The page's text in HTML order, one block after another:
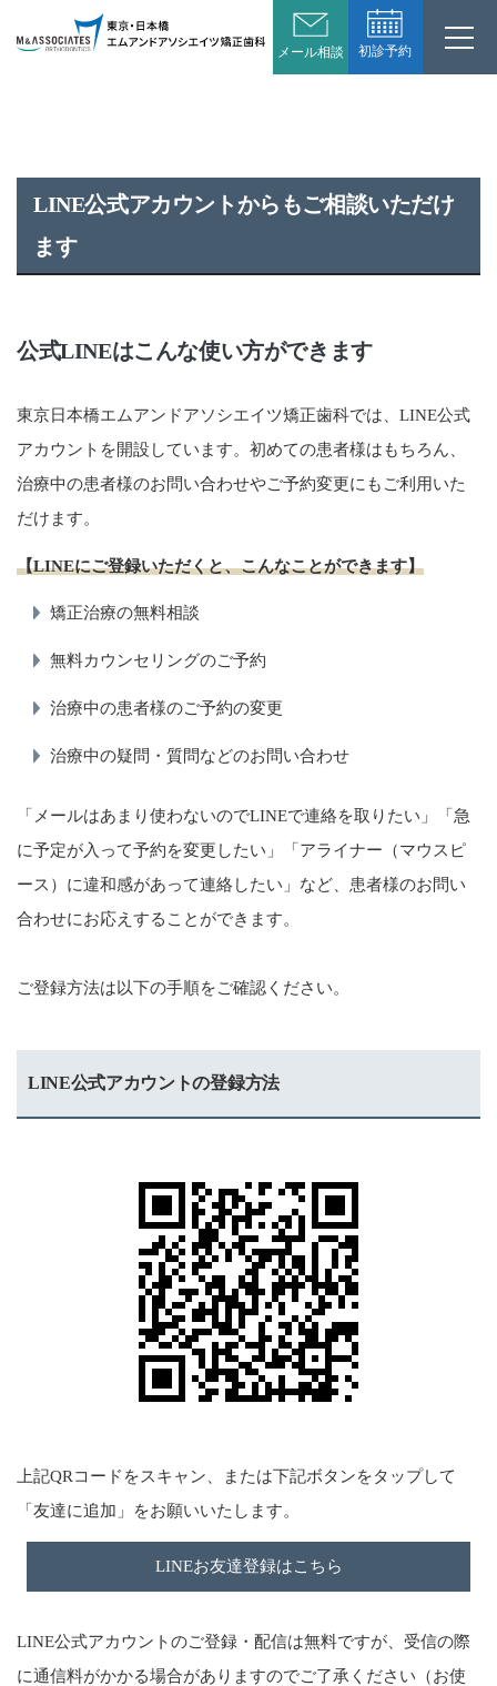
初診予約
メール相談
LINE公式アカウントからもご相談いただけ
ます
公式LINEはこんな使い方ができます
東京日本橋エムアンドアソシエイツ矯正歯科では、LINE公式
アカウントを開設しています。初めての患者様はもちろん、
治療中の患者様のお問い合わせやご予約変更にもご利用いた
だけます。
【LINEにご登録いただくと、こんなことができます】
矯正治療の無料相談
無料カウンセリングのご予約
治療中の患者様のご予約の変更
治療中の疑問・質問などのお問い合わせ
「メールはあまり使わないのでLINEで連絡を取りたい」「急
に予定が入って予約を変更したい」「アライナー（マウスピ
ース）に違和感があって連絡したい」など、患者様のお問い
合わせにお応えすることができます。
ご登録方法は以下の手順をご確認ください。
LINE公式アカウントの登録方法
上記QRコードをスキャン、または下記ボタンをタップして
「友達に追加」をお願いいたします。
LINEお友達登録はこちら
LINE公式アカウントのご登録・配信は無料ですが、受信の際
に通信料がかかる場合がありますのでご了承ください（お使